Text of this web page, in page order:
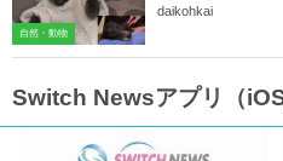
自然・動物
daikohkai
Switch Newsアプリ（